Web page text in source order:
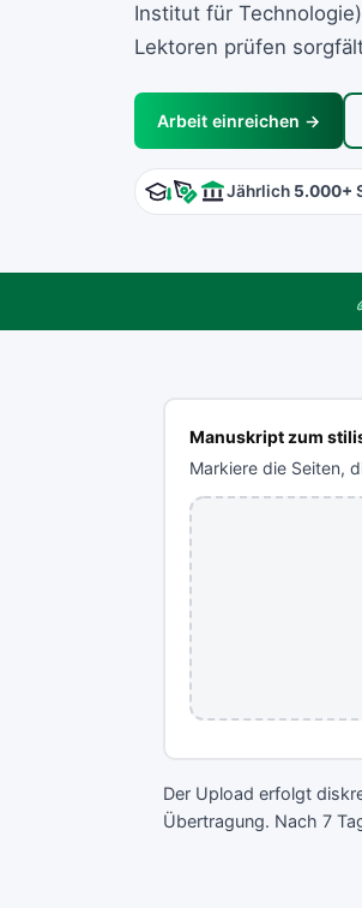
Institut für
Lektoren prüfen
Arbeit einreichen →
Jährlich 5.000+
Manuskript zum
Markiere die Seiten,
Der Upload erfolgt
Übertragung. Nach 7